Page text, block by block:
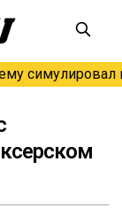
симулировал